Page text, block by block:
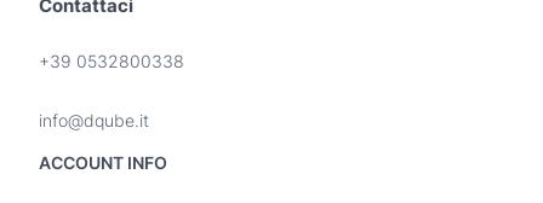
Contattaci
+39 0532800338
info@dqube.it
ACCOUNT INFO